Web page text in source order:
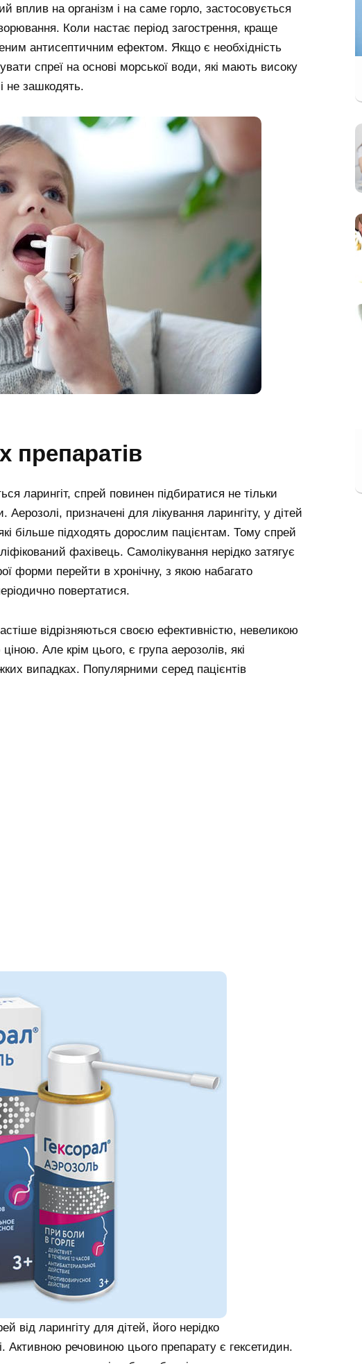
вплив на організм і на саме горло, застосовується
Коли настає період загострення, краще
антисептичним ефектом. Якщо є необхідність
спреї на основі морської води, які мають високу
не зашкодять.
препаратів
ларингіт, спрей повинен підбиратися не тільки
Аерозолі, призначені для лікування ларингіту, у дітей
більше підходять дорослим пацієнтам. Тому спрей
фахівець. Самолікування нерідко затягує
форми перейти в хронічну, з якою набагато
повертатися.
відрізняються своєю ефективністю, невеликою
Але крім цього, є група аерозолів, які
випадках. Популярними серед пацієнтів
від ларингіту для дітей, його нерідко
Активною речовиною цього препарату є гексетидин.